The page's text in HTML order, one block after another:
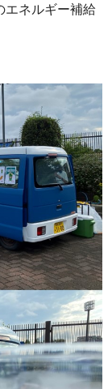
エネルギー補給